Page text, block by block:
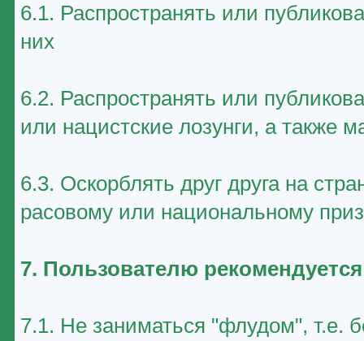
6.1. Распространять или
них
6.2. Распространять или
или нацистские лозунги, а также
6.3. Оскорблять друг друга на
расовому или национальному
7. Пользователю
7.1. Не заниматься "флудом", т.е.